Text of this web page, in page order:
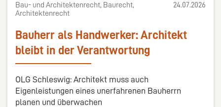
Bau- und Architektenrecht, Baurecht,
Architektenrecht
24.07.2026
Bauherr als Handwerker: Architekt
bleibt in der Verantwortung
OLG Schleswig: Architekt muss auch
Eigenleistungen eines unerfahrenen Bauherrn
planen und überwachen